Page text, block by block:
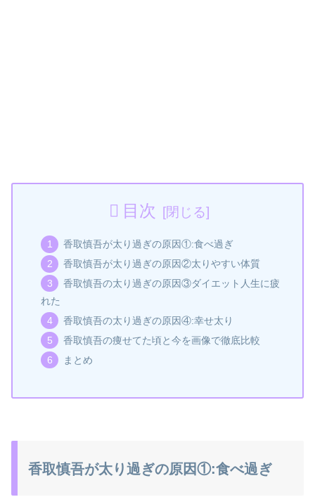
目次
香取慎吾が太り過ぎの原因①:食べ過ぎ
香取慎吾が太り過ぎの原因②太りやすい体質
香取慎吾の太り過ぎの原因③ダイエット人生に疲
れた
香取慎吾の太り過ぎの原因④:幸せ太り
香取慎吾の痩せてた頃と今を画像で徹底比較
まとめ
香取慎吾が太り過ぎの原因①:食べ過ぎ